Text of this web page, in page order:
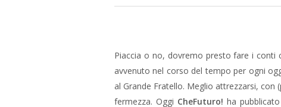
Piaccia o no, dovremo presto fare i conti
avvenuto nel corso del tempo per ogni
al Grande Fratello. Meglio attrezzarsi,
fermezza. Oggi CheFuturo! ha